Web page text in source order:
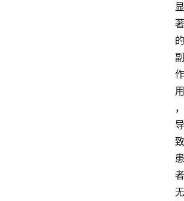
显
著
的
副
作
用
，
导
致
患
者
无